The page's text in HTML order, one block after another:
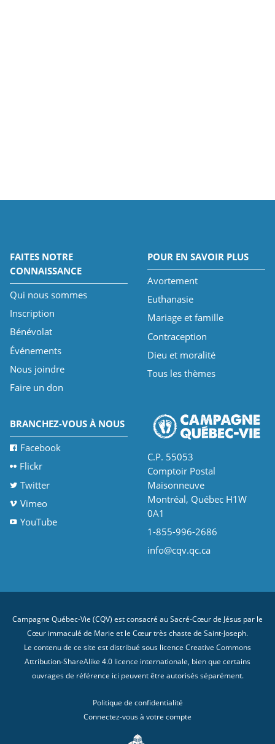
FAITES NOTRE
CONNAISSANCE
Qui nous sommes
Inscription
Bénévolat
Événements
Nous joindre
Faire un don
POUR EN SAVOIR PLUS
Avortement
Euthanasie
Mariage et famille
Contraception
Dieu et moralité
Tous les thèmes
BRANCHEZ-VOUS À NOUS
Facebook
Flickr
Twitter
Vimeo
YouTube
C.P. 55053
Comptoir Postal
Maisonneuve
Montréal, Québec H1W
0A1
1-855-996-2686
info@cqv.qc.ca
Campagne Québec-Vie (CQV) est consacré au Sacré-Cœur de Jésus par le
Cœur immaculé de Marie et le Cœur très chaste de Saint-Joseph.
Le contenu de ce site est distribué sous licence Creative Commons
Attribution-ShareAlike 4.0 licence internationale , bien que certains
ouvrages de référence ici peuvent être autorisés séparément.
Politique de confidentialité
Connectez-vous à votre compte